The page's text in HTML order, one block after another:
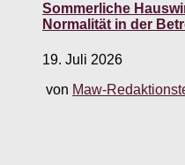
Sommerliche
Normalität in der
19. Juli 2026
von Maw-